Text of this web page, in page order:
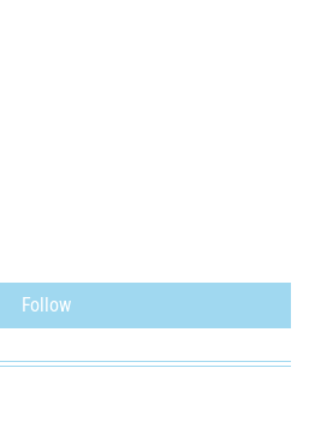
Follow